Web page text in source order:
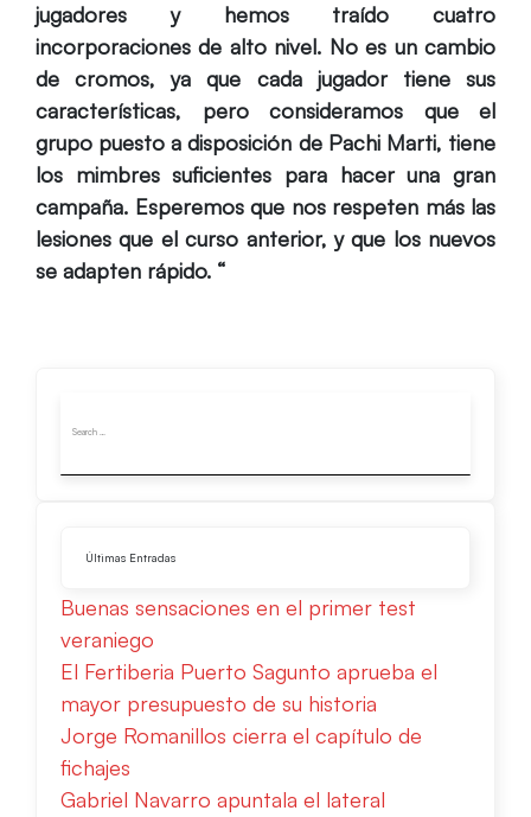
jugadores y hemos traído cuatro
incorporaciones de alto nivel. No es un cambio
de cromos, ya que cada jugador tiene sus
características, pero consideramos que el
grupo puesto a disposición de Pachi Marti, tiene
los mimbres suficientes para hacer una gran
campaña. Esperemos que nos respeten más las
lesiones que el curso anterior, y que los nuevos
se adapten rápido. “
Últimas Entradas
Buenas sensaciones en el primer test
veraniego
El Fertiberia Puerto Sagunto aprueba el
mayor presupuesto de su historia
Jorge Romanillos cierra el capítulo de
fichajes
Gabriel Navarro apuntala el lateral